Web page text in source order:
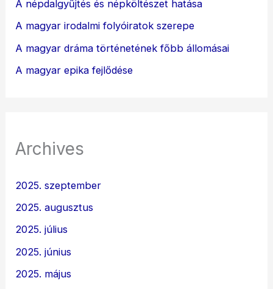
A népdalgyűjtés és népköltészet hatása
A magyar irodalmi folyóiratok szerepe
A magyar dráma történetének főbb állomásai
A magyar epika fejlődése
Archives
2025. szeptember
2025. augusztus
2025. július
2025. június
2025. május